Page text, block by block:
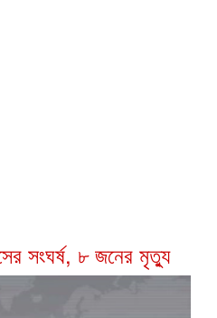
সংঘর্ষ, ৮ জনের মৃত্যু